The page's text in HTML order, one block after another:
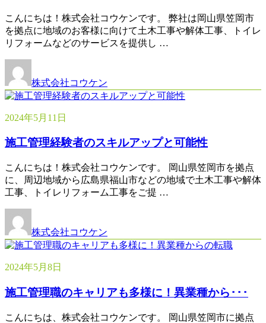
こんにちは！株式会社コウケンです。 弊社は岡山県笠岡市
を拠点に地域のお客様に向けて土木工事や解体工事、トイレ
リフォームなどのサービスを提供し …
株式会社コウケン
2024年5月11日
施工管理経験者のスキルアップと可能性
こんにちは！株式会社コウケンです。 岡山県笠岡市を拠点
に、周辺地域から広島県福山市などの地域で土木工事や解体
工事、トイレリフォーム工事をご提 …
株式会社コウケン
2024年5月8日
施工管理職のキャリアも多様に！異業種から･･･
こんにちは、株式会社コウケンです。 岡山県笠岡市に拠点